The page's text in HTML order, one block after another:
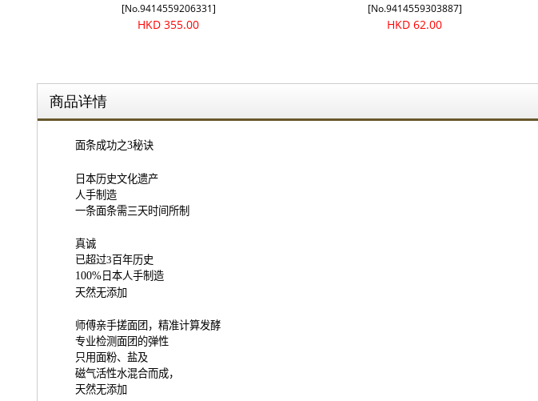
[No.9414559206331]
HKD 355.00
[No.9414559303887]
HKD 62.00
商品详情
面条成功之3秘诀
日本历史文化遗产
人手制造
一条面条需三天时间所制
真诚
已超过3百年历史
100% 日本人手制造
天然无添加
师傅亲手搓面团，精准计算发酵
专业检测面团的弹性
只用面粉、盐及
磁气活性水混合而成，
天然无添加